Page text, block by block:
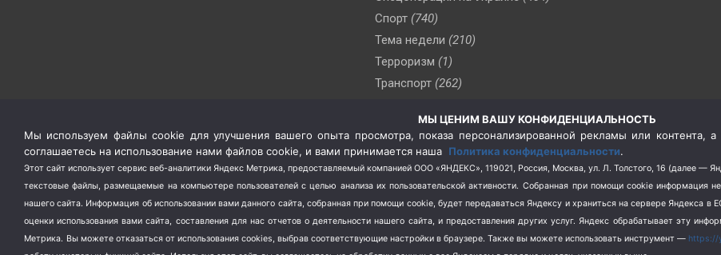
Спорт (740)
Тема недели (210)
Терроризм (1)
Транспорт (262)
(76)
Цены (2)
Школа и спорт (2)
Экология (8)
МЫ ЦЕНИМ ВАШУ КОНФИДЕНЦИАЛЬНОСТЬ
Мы используем файлы cookie для улучшения вашего опыта просмотра, показа персонализированной рекламы или контента,
соглашаетесь на использование нами файлов cookie, и вами принимается наша Политика конфиденциальности.
Этот сайт использует сервис веб-аналитики Яндекс Метрика, предоставляемый компанией ООО «ЯНДЕКС», 119021, Россия, Москва, ул. Л. Толстого, 16 (далее —
текстовые файлы, размещаемые на компьютере пользователей с целью анализа их пользовательской активности. Собранная при помощи cookie информация
нашего сайта. Информация об использовании вами данного сайта, собранная при помощи cookie, будет передаваться Яндексу и храниться на сервере Яндекса
оценки использования вами сайта, составления для нас отчетов о деятельности нашего сайта, и предоставления других услуг. Яндекс обрабатывает эту
Метрика. Вы можете отказаться от использования cookies, выбрав соответствующие настройки в браузере. Также вы можете использовать инструмент — https://